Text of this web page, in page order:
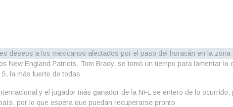
New England Patriots, Tom Brady, se tomó un tiempo para lamentar
la más fuerte de todas
y el jugador más ganador de la NFL se entero de lo
por lo que espera que puedan recuperarse pronto